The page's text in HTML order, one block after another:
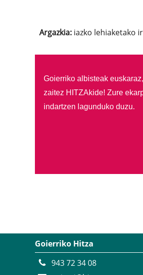
Argazkia: iazko lehiaketako
Goierriko albisteak
zaitez HITZAkide! Zure
indartzen lagunduko duzu.
Goierriko Hitza
943 72 34 08